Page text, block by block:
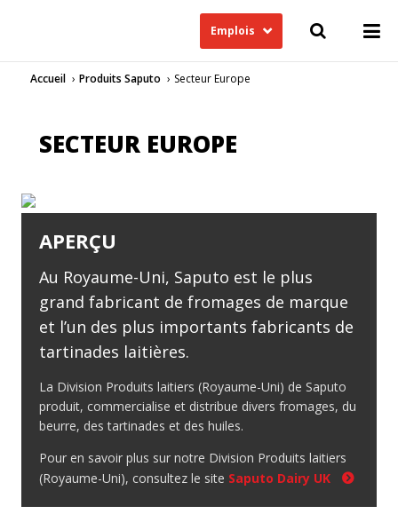
Emplois
Accueil Produits Saputo Secteur Europe
SECTEUR EUROPE
APERÇU
Au Royaume-Uni, Saputo est le plus
grand fabricant de fromages de marque
et l’un des plus importants fabricants de
tartinades laitières.
La Division Produits laitiers (Royaume-Uni) de Saputo
produit, commercialise et distribue divers fromages, du
beurre, des tartinades et des huiles.
Pour en savoir plus sur notre Division Produits laitiers
(Royaume-Uni), consultez le site Saputo Dairy UK